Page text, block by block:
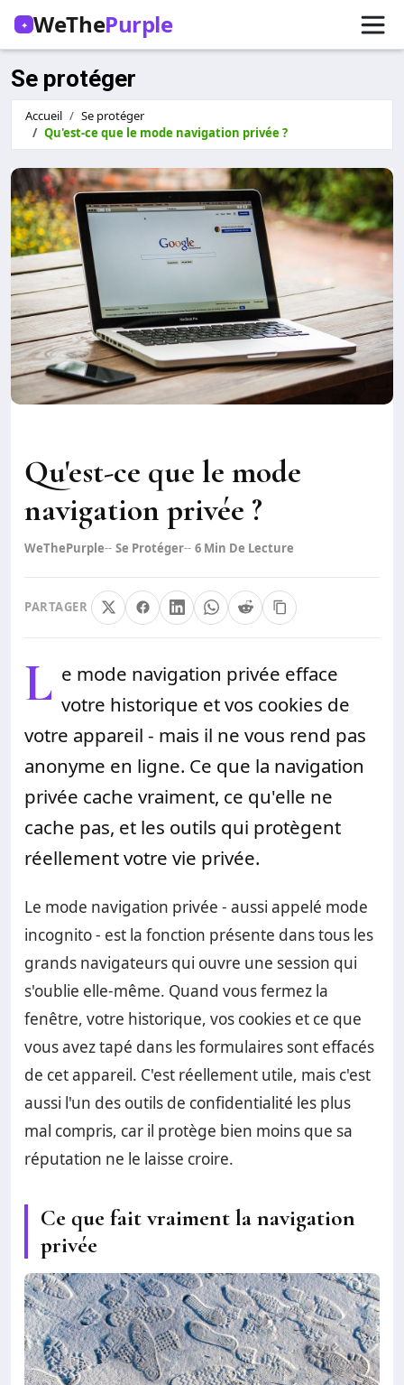
✦ WeThePurple
Se protéger
Accueil
Se protéger
Qu'est-ce que le mode navigation privée ?
Qu'est-ce que le mode
navigation privée ?
WeThePurple Se Protéger 6 Min De Lecture
PARTAGER
L e mode navigation privée efface
votre historique et vos cookies de
votre appareil - mais il ne vous rend pas
anonyme en ligne. Ce que la navigation
privée cache vraiment, ce qu'elle ne
cache pas, et les outils qui protègent
réellement votre vie privée.
Le mode navigation privée - aussi appelé mode
incognito - est la fonction présente dans tous les
grands navigateurs qui ouvre une session qui
s'oublie elle-même. Quand vous fermez la
fenêtre, votre historique, vos cookies et ce que
vous avez tapé dans les formulaires sont effacés
de cet appareil. C'est réellement utile, mais c'est
aussi l'un des outils de confidentialité les plus
mal compris, car il protège bien moins que sa
réputation ne le laisse croire.
Ce que fait vraiment la navigation
privée